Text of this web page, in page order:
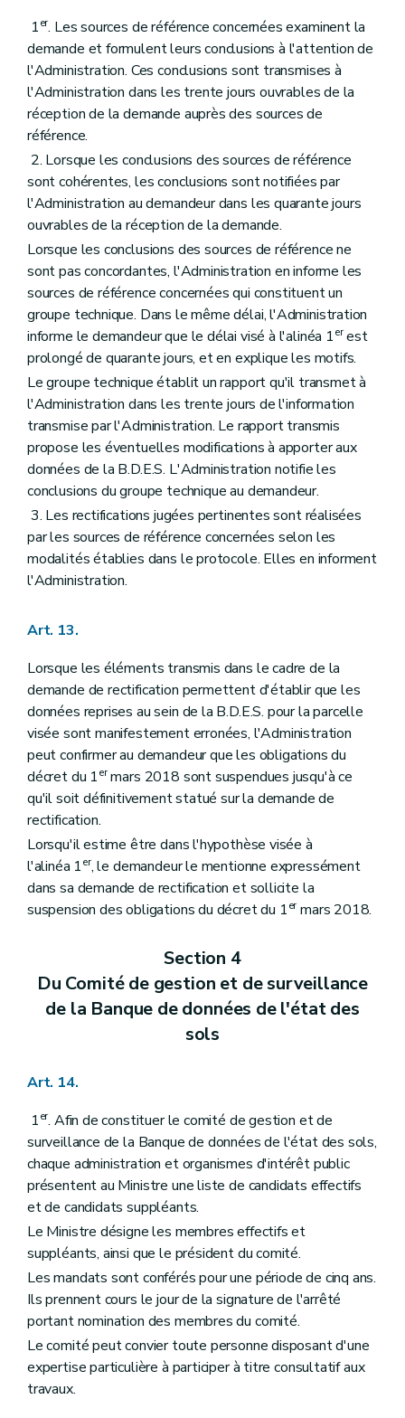
1er. Les sources de référence concernées examinent la
demande et formulent leurs conclusions à l'attention de
l'Administration. Ces conclusions sont transmises à
l'Administration dans les trente jours ouvrables de la
réception de la demande auprès des sources de
référence.
2. Lorsque les conclusions des sources de référence
sont cohérentes, les conclusions sont notifiées par
l'Administration au demandeur dans les quarante jours
ouvrables de la réception de la demande.
Lorsque les conclusions des sources de référence ne
sont pas concordantes, l'Administration en informe les
sources de référence concernées qui constituent un
groupe technique. Dans le même délai, l'Administration
informe le demandeur que le délai visé à l'alinéa 1erest
prolongé de quarante jours, et en explique les motifs.
Le groupe technique établit un rapport qu'il transmet à
l'Administration dans les trente jours de l'information
transmise par l'Administration. Le rapport transmis
propose les éventuelles modifications à apporter aux
données de la B.D.E.S. L'Administration notifie les
conclusions du groupe technique au demandeur.
3. Les rectifications jugées pertinentes sont réalisées
par les sources de référence concernées selon les
modalités établies dans le protocole. Elles en informent
l'Administration.
Art. 13.
Lorsque les éléments transmis dans le cadre de la
demande de rectification permettent d'établir que les
données reprises au sein de la B.D.E.S. pour la parcelle
visée sont manifestement erronées, l'Administration
peut confirmer au demandeur que les obligations du
décret du 1ermars 2018 sont suspendues jusqu'à ce
qu'il soit définitivement statué sur la demande de
rectification.
Lorsqu'il estime être dans l'hypothèse visée à
l'alinéa 1er, le demandeur le mentionne expressément
dans sa demande de rectification et sollicite la
suspension des obligations du décret du 1ermars 2018.
Section 4
Du Comité de gestion et de surveillance
de la Banque de données de l'état des
sols
Art. 14.
1er. Afin de constituer le comité de gestion et de
surveillance de la Banque de données de l'état des sols,
chaque administration et organismes d'intérêt public
présentent au Ministre une liste de candidats effectifs
et de candidats suppléants.
Le Ministre désigne les membres effectifs et
suppléants, ainsi que le président du comité.
Les mandats sont conférés pour une période de cinq ans.
Ils prennent cours le jour de la signature de l'arrêté
portant nomination des membres du comité.
Le comité peut convier toute personne disposant d'une
expertise particulière à participer à titre consultatif aux
travaux.